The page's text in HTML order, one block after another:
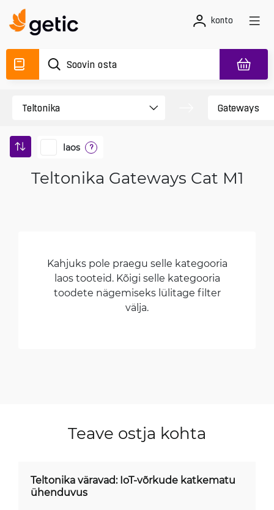
konto
laos ?
Teltonika Gateways Cat M1
Kahjuks pole praegu selle kategooria
laos tooteid. Kõigi selle kategooria
toodete nägemiseks lülitage filter
välja.
Teave ostja kohta
Teltonika väravad: IoT-võrkude katkematu
ühenduvus